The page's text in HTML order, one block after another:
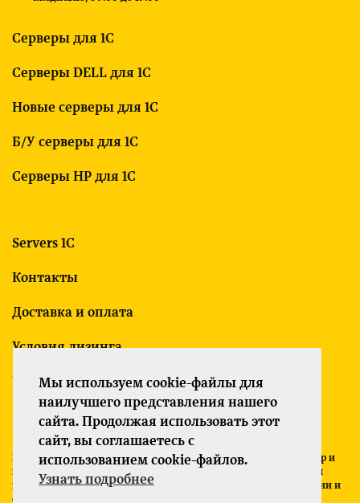
Серверы для 1С
Серверы DELL для 1С
Новые серверы для 1С
Б/У серверы для 1С
Серверы HP для 1С
Servers 1C
Контакты
Доставка и оплата
Условия лизинга
Гарантия
Политика конфиденциальности
Все указанные на сайте цены носят информационный характер и
не являются публичной офертой (ст. 437 ГК РФ). Для получения
подробной информации о характеристиках товаров, их наличии и
стоимости связывайтесь с менеджерами компании.
Мы используем cookie-файлы для
наилучшего представления нашего
сайта. Продолжая использовать этот
сайт, вы соглашаетесь с
использованием cookie-файлов.
Узнать подробнее